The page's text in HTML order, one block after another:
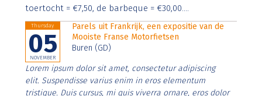
toertocht = €7,50, de barbeque = €30,00....
Thursday
05
NOVEMBER
Parels uit Frankrijk, een expositie van de
Mooiste Franse Motorfietsen
Buren (GD)
Lorem ipsum dolor sit amet, consectetur adipiscing
elit. Suspendisse varius enim in eros elementum
tristique. Duis cursus, mi quis viverra ornare, eros dolor